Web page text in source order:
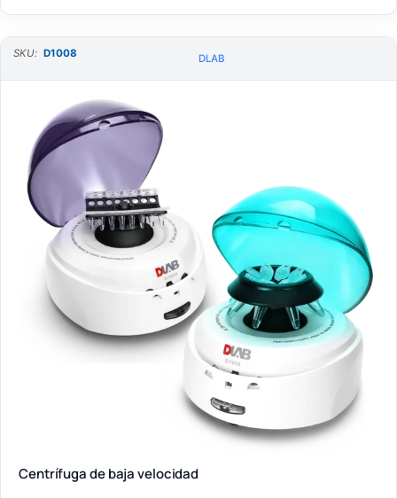
SKU: D1008 DLAB
Centrífuga de baja velocidad